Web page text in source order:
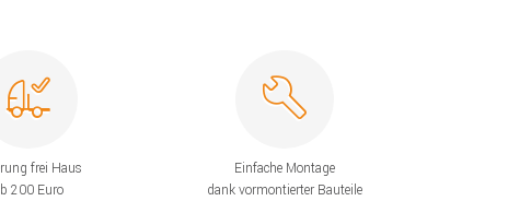
frei Haus
200 Euro
Einfache Montage
dank vormontierter Bauteile